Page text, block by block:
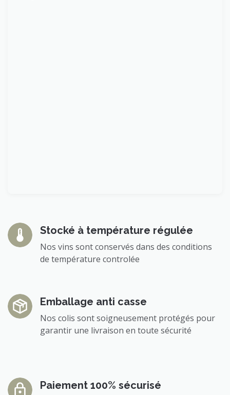
Stocké à température régulée
Nos vins sont conservés dans des conditions
de température controlée
Emballage anti casse
Nos colis sont soigneusement protégés pour
garantir une livraison en toute sécurité
Paiement 100% sécurisé